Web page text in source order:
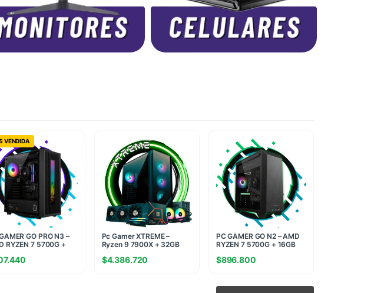
VENDIDA
GO PRO N3 –
RYZEN 7 5700G +
Pc Gamer XTREME –
Ryzen 9 7900X + 32GB
5070 12GB
$4.386.720
PC GAMER GO N2 – AMD
RYZEN 7 5700G + 16GB
$896.800